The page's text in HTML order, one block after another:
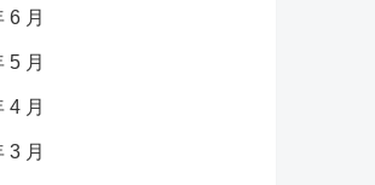
6 月
5 月
4 月
3 月